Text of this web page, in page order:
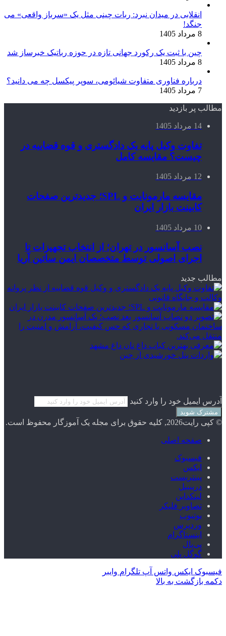
انقلابی در میدان نبرد: ربات چینی مثل یک «سرباز واقعی» می‌
جنگد!
8 مرداد 1405
چین با ثبت یک رکورد جهانی تازه در حوزه رباتیک خبرساز شد
8 مرداد 1405
درباره فناوری متفاوت شیائومی، سوپر پیکسل چه می دانید؟
7 مرداد 1405
مطالب پر بازدید
14 مرداد 1405
تفاوت وکیل پایه یک دادگستری و قوه قضاییه در
چیست؟ مقایسه کامل
12 مرداد 1405
مقایسه مارمونایت و SPL؛ جدیدترین صفحات
کابینت بازار ایران
10 مرداد 1405
نصب آسانسور در تهران؛ از انتخاب تجهیزات تا
اجرای اصولی توسط متخصصان ایمن ساتین آریا
مطالب جدید
آدرس ایمیل خود را وارد کنید
© کپی رایت2026, کلیه حقوق برای مجله یک آموزگار محفوظ است.
صفحه اصلی
فیسبوک
ایکس
پینتریست
دریبببل
لینکداین
تصاویر فلیکر
یوتیوب
وردپرس
اینستاگرام
پی‌پال
گوگل پلی
فیسبوک ایکس واتس آپ تلگرام وایبر
دکمه بازگشت به بالا